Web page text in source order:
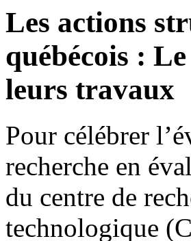
Les actions
québécois :
leurs travaux
Pour célébrer
recherche en
du centre de
technologique